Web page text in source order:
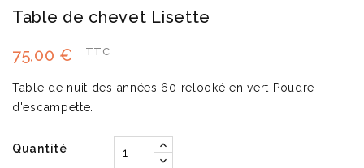
Table de chevet Lisette
75,00 €
TTC
Table de nuit des années 60 relooké en vert Poudre
d'escampette.
Quantité